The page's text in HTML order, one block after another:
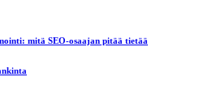
mitä SEO-osaajan pitää tietää